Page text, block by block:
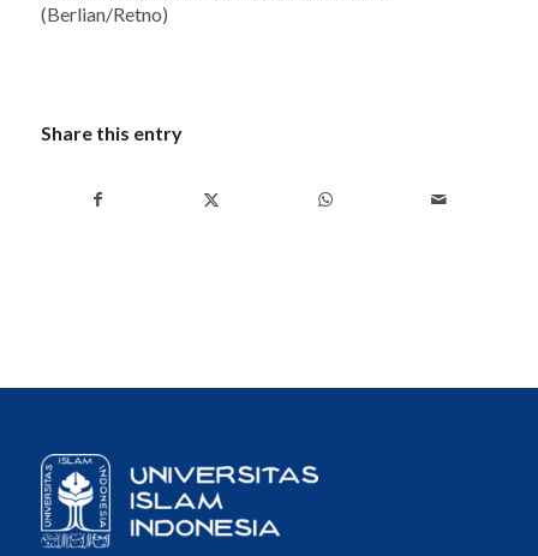
(Berlian/Retno)
Share this entry